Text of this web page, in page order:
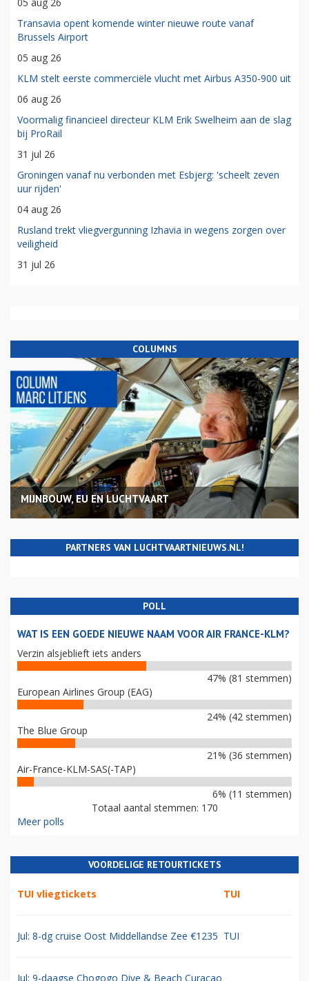
05 aug 26
Transavia opent komende winter nieuwe route vanaf
Brussels Airport
05 aug 26
KLM stelt eerste commerciële vlucht met Airbus A350-900 uit
06 aug 26
Voormalig financieel directeur KLM Erik Swelheim aan de slag
bij ProRail
31 jul 26
Groningen vanaf nu verbonden met Esbjerg: 'scheelt zeven
uur rijden'
04 aug 26
Rusland trekt vliegvergunning Izhavia in wegens zorgen over
veiligheid
31 jul 26
COLUMNS
MIJNBOUW, EU EN LUCHTVAART
PARTNERS VAN LUCHTVAARTNIEUWS.NL!
POLL
WAT IS EEN GOEDE NIEUWE NAAM VOOR AIR FRANCE-KLM?
Verzin alsjeblieft iets anders
47% (81 stemmen)
European Airlines Group (EAG)
24% (42 stemmen)
The Blue Group
21% (36 stemmen)
Air-France-KLM-SAS(-TAP)
6% (11 stemmen)
Totaal aantal stemmen: 170
Meer polls
VOORDELIGE RETOURTICKETS
TUI vliegtickets TUI
Jul: 8-dg cruise Oost Middellandse Zee €1235 TUI
Jul: 9-daagse Chogogo Dive & Beach Curacao